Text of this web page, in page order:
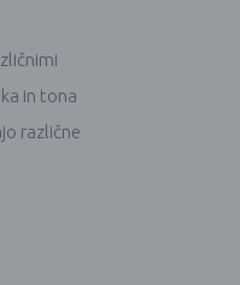
in tona
različne